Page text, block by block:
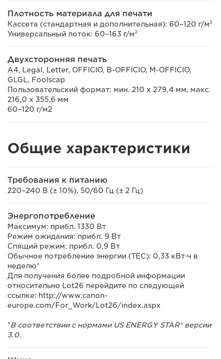
Плотность материала для печати
Кассета (стандартная и дополнительная): 60–120 г/м²
Универсальный лоток: 60–163 г/м²
Двухсторонняя печать
A4, Legal, Letter, OFFICIO, B-OFFICIO, M-OFFICIO,
GLGL, Foolscap
Пользовательский формат: мин. 210 x 279,4 мм, макс.
216,0 х 355,6 мм
60–120 г/м2
Общие характеристики
Требования к питанию
220–240 В (± 10%), 50/60 Гц (± 2 Гц)
Энергопотребление
Максимум: прибл. 1330 Вт
Режим ожидания: прибл. 9 Вт
Спящий режим: прибл. 0,9 Вт
Обычное потребление энергии (TEC): 0,33 кВт⋅ч в
неделю*
Для получения более подробной информации
относительно Lot26 перейдите по следующей
ссылке: http://www.canon-
europe.com/For_Work/Lot26/index.aspx
*В соответствии с нормами US ENERGY STAR® версии
3.0.